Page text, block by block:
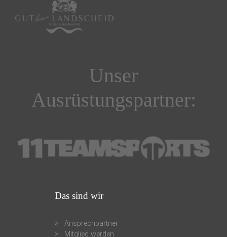
Unser
Ausrüstungspartner:
Das sind wir
Ansprechpartner
Mitglied werden